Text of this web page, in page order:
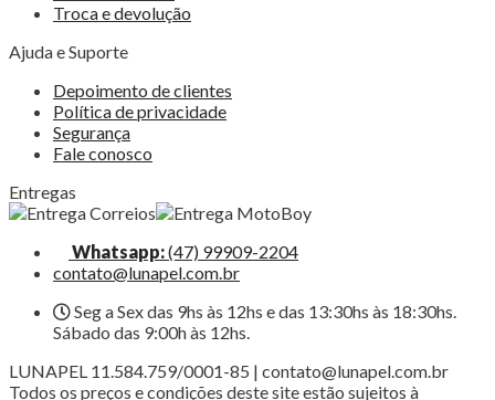
Troca e devolução
Ajuda e Suporte
Depoimento de clientes
Política de privacidade
Segurança
Fale conosco
Entregas
Whatsapp:(47) 99909-2204
contato@lunapel.com.br
Seg a Sex das 9hs às 12hs e das 13:30hs às 18:30hs.
Sábado das 9:00h às 12hs.
LUNAPEL 11.584.759/0001-85 | contato@lunapel.com.br
Todos os preços e condições deste site estão sujeitos à